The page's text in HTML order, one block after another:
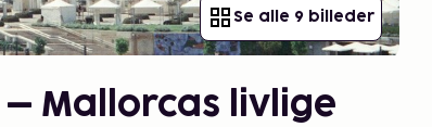
Se alle 9 billeder
Mallorcas livlige